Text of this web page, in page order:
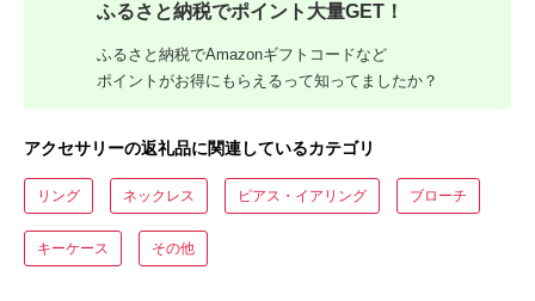
ふるさと納税でポイント大量GET！
ふるさと納税でAmazonギフトコードなど
ポイントがお得にもらえるって知ってましたか？
アクセサリーの返礼品に関連しているカテゴリ
リング ネックレス ピアス・イアリング ブローチ
キーケース その他